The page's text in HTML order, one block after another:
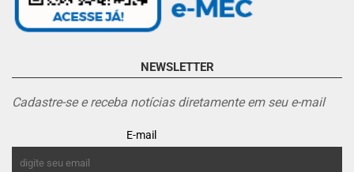
NEWSLETTER
Cadastre-se e receba notícias diretamente em seu e-mail
E-mail